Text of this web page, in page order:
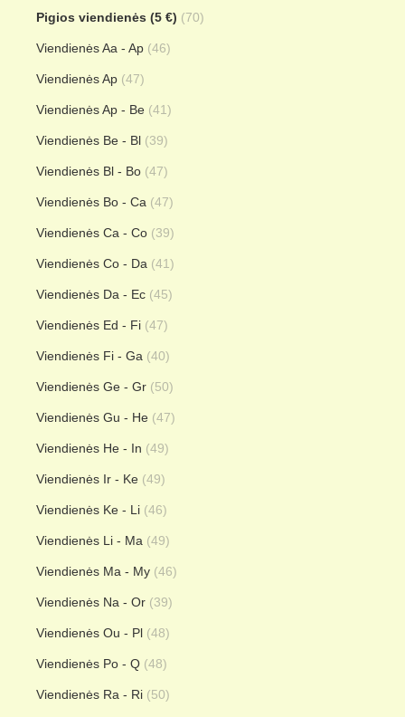
Pigios viendienės (5 €) (70)
Viendienės Aa - Ap (46)
Viendienės Ap (47)
Viendienės Ap - Be (41)
Viendienės Be - Bl (39)
Viendienės Bl - Bo (47)
Viendienės Bo - Ca (47)
Viendienės Ca - Co (39)
Viendienės Co - Da (41)
Viendienės Da - Ec (45)
Viendienės Ed - Fi (47)
Viendienės Fi - Ga (40)
Viendienės Ge - Gr (50)
Viendienės Gu - He (47)
Viendienės He - In (49)
Viendienės Ir - Ke (49)
Viendienės Ke - Li (46)
Viendienės Li - Ma (49)
Viendienės Ma - My (46)
Viendienės Na - Or (39)
Viendienės Ou - Pl (48)
Viendienės Po - Q (48)
Viendienės Ra - Ri (50)